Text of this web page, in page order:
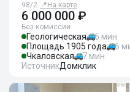
98/2 📍 На карте
6 000 000 ₽
Без комиссии
Геологическая
6 мин
Площадь 1905 года
6
Чкаловская
7 мин
ИсточникДомклик